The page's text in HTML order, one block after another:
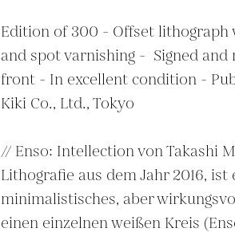
Edition of 300 - Offset lithograph
and spot varnishing -  Signed
front - In excellent condition -
Kiki Co., Ltd., Tokyo
// Enso: Intellection von Takashi
Lithografie aus dem Jahr 2016, ist
minimalistisches, aber
einen einzelnen weißen Kreis